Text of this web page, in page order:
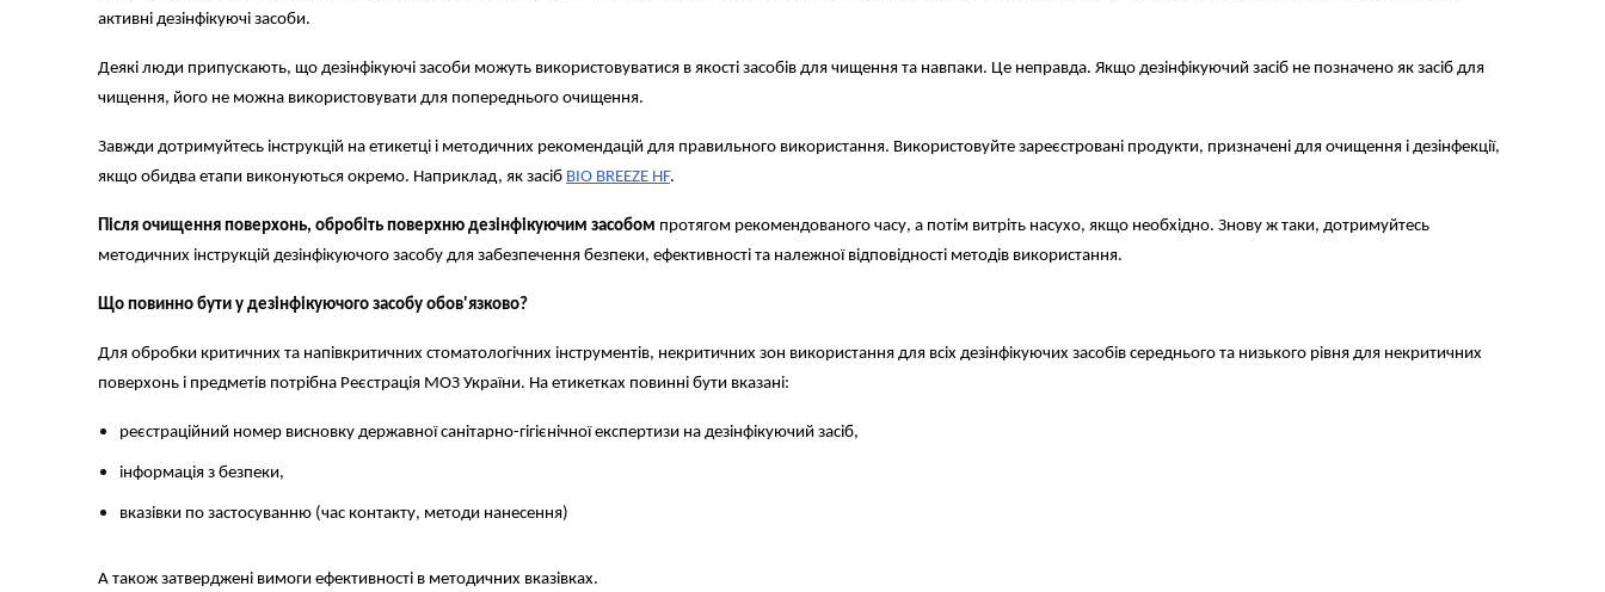
активні дезінфікуючі засоби.
Деякі люди припускають, що дезінфікуючі засоби можуть використовуватися в якості засобів для чищення та навпаки. Це неправда. Якщо дезінфікуючий засіб не позначено як засіб для
чищення, його не можна використовувати для попереднього очищення.
Завжди дотримуйтесь інструкцій на етикетці і методичних рекомендацій для правильного використання. Використовуйте зареєстровані продукти, призначені для очищення і дезінфекції,
якщо обидва етапи виконуються окремо. Наприклад, як засіб BIO BREEZE HF.
Після очищення поверхонь, обробіть поверхню дезінфікуючим засобом протягом рекомендованого часу, а потім витріть насухо, якщо необхідно. Знову ж таки, дотримуйтесь
методичних інструкцій дезінфікуючого засобу для забезпечення безпеки, ефективності та належної відповідності методів використання.
Що повинно бути у дезінфікуючого засобу обов'язково?
Для обробки критичних та напівкритичних стоматологічних інструментів, некритичних зон використання для всіх дезінфікуючих засобів середнього та низького рівня для некритичних
поверхонь і предметів потрібна Реєстрація МОЗ України. На етикетках повинні бути вказані:
реєстраційний номер висновку державної санітарно-гігієнічної експертизи на дезінфікуючий засіб,
інформація з безпеки,
вказівки по застосуванню (час контакту, методи нанесення)
А також затверджені вимоги ефективності в методичних вказівках.